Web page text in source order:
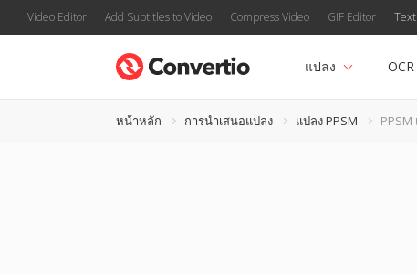
Video Editor Add Subtitles to Video Compress Video GIF Editor
แปลง OCR
หน้าหลัก การนำเสนอแปลง แปลง PPSM PPSM